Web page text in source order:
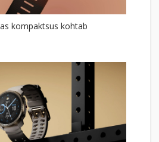
kompaktsus kohtab